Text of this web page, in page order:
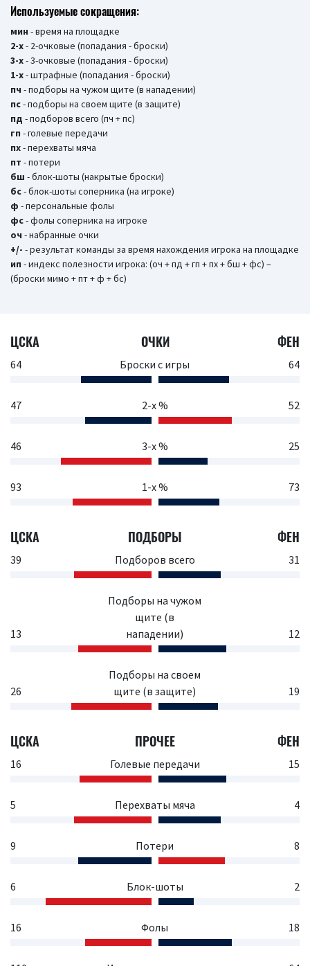
Используемые сокращения:
мин - время на площадке
2-х- 2-очковые (попадания - броски)
3-х- 3-очковые (попадания - броски)
1-х- штрафные (попадания - броски)
пч - подборы на чужом щите (в нападении)
пс- подборы на своем щите (в защите)
пд - подборов всего (пч + пс)
гп - голевые передачи
пх- перехваты мяча
пт - потери
бш - блок-шоты (накрытые броски)
бc- блок-шоты соперника (на игроке)
ф - персональные фолы
фс- фолы соперника на игроке
оч - набранные очки
+/- - результат команды за время нахождения игрока на площадке
ип - индекс полезности игрока: (оч + пд + гп + пх + бш + фс) –
(броски мимо + пт + ф + бс)
ЦСКА ОЧКИ ФЕН
64 Броски с игры 64
47 2-х % 52
46 3-х % 25
93 1-х % 73
ЦСКА ПОДБОРЫ ФЕН
39 Подборов всего 31
13
Подборы на чужом
щите (в
нападении)
12
26
Подборы на своем
щите (в защите)
19
ЦСКА ПРОЧЕЕ ФЕН
16 Голевые передачи 15
5 Перехваты мяча 4
9 Потери 8
6 Блок-шоты 2
16 Фолы 18